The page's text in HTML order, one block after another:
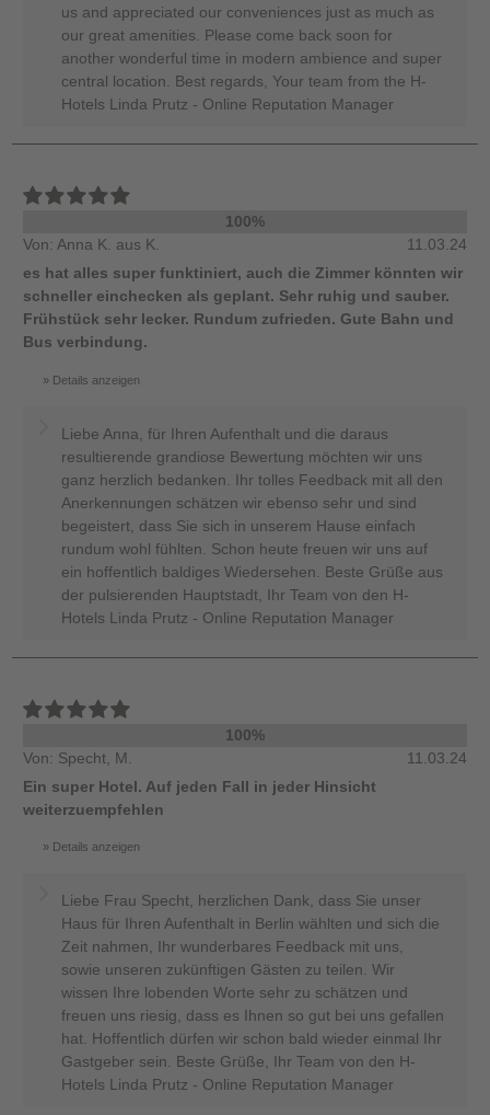
us and appreciated our conveniences just as much as
our great amenities. Please come back soon for
another wonderful time in modern ambience and super
central location. Best regards, Your team from the H-
Hotels Linda Prutz - Online Reputation Manager
100%
Von: Anna K. aus K.
11.03.24
es hat alles super funktiniert, auch die Zimmer könnten wir
schneller einchecken als geplant. Sehr ruhig und sauber.
Frühstück sehr lecker. Rundum zufrieden. Gute Bahn und
Bus verbindung.
Details anzeigen
Liebe Anna, für Ihren Aufenthalt und die daraus
resultierende grandiose Bewertung möchten wir uns
ganz herzlich bedanken. Ihr tolles Feedback mit all den
Anerkennungen schätzen wir ebenso sehr und sind
begeistert, dass Sie sich in unserem Hause einfach
rundum wohl fühlten. Schon heute freuen wir uns auf
ein hoffentlich baldiges Wiedersehen. Beste Grüße aus
der pulsierenden Hauptstadt, Ihr Team von den H-
Hotels Linda Prutz - Online Reputation Manager
100%
Von: Specht, M.
11.03.24
Ein super Hotel. Auf jeden Fall in jeder Hinsicht
weiterzuempfehlen
Details anzeigen
Liebe Frau Specht, herzlichen Dank, dass Sie unser
Haus für Ihren Aufenthalt in Berlin wählten und sich die
Zeit nahmen, Ihr wunderbares Feedback mit uns,
sowie unseren zukünftigen Gästen zu teilen. Wir
wissen Ihre lobenden Worte sehr zu schätzen und
freuen uns riesig, dass es Ihnen so gut bei uns gefallen
hat. Hoffentlich dürfen wir schon bald wieder einmal Ihr
Gastgeber sein. Beste Grüße, Ihr Team von den H-
Hotels Linda Prutz - Online Reputation Manager